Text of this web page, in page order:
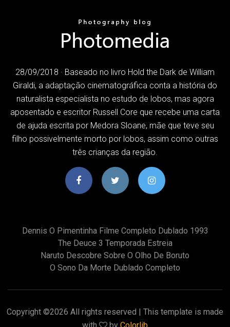
28/09/2018 · Baseado no livro Hold the Dark de William
Giraldi, a adaptação cinematográfica conta a história do
naturalista especialista no estudo de lobos, mas agora
aposentado e escritor Russell Core que recebe uma carta
de ajuda escrita por Medora Sloane, mãe que teve seu
filho possivelmente morto por lobos, assim como outras
três crianças da região.
Dennis O Pimentinha Filme Completo Dublado 1993
The Deuce 3 Temporada Estreia
Naruto Descobre Sobre O Olho De Boruto
O Sono Da Morte Dublado Completo
Copyright ©2026 All rights reserved | This template is made